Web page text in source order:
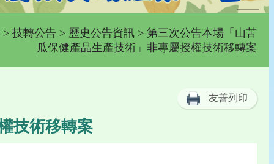
> 技轉公告 > 歷史公告資訊 > 第三次公告本場「山苦
瓜保健產品生產技術」非專屬授權技術移轉案
友善列印
技術移轉案